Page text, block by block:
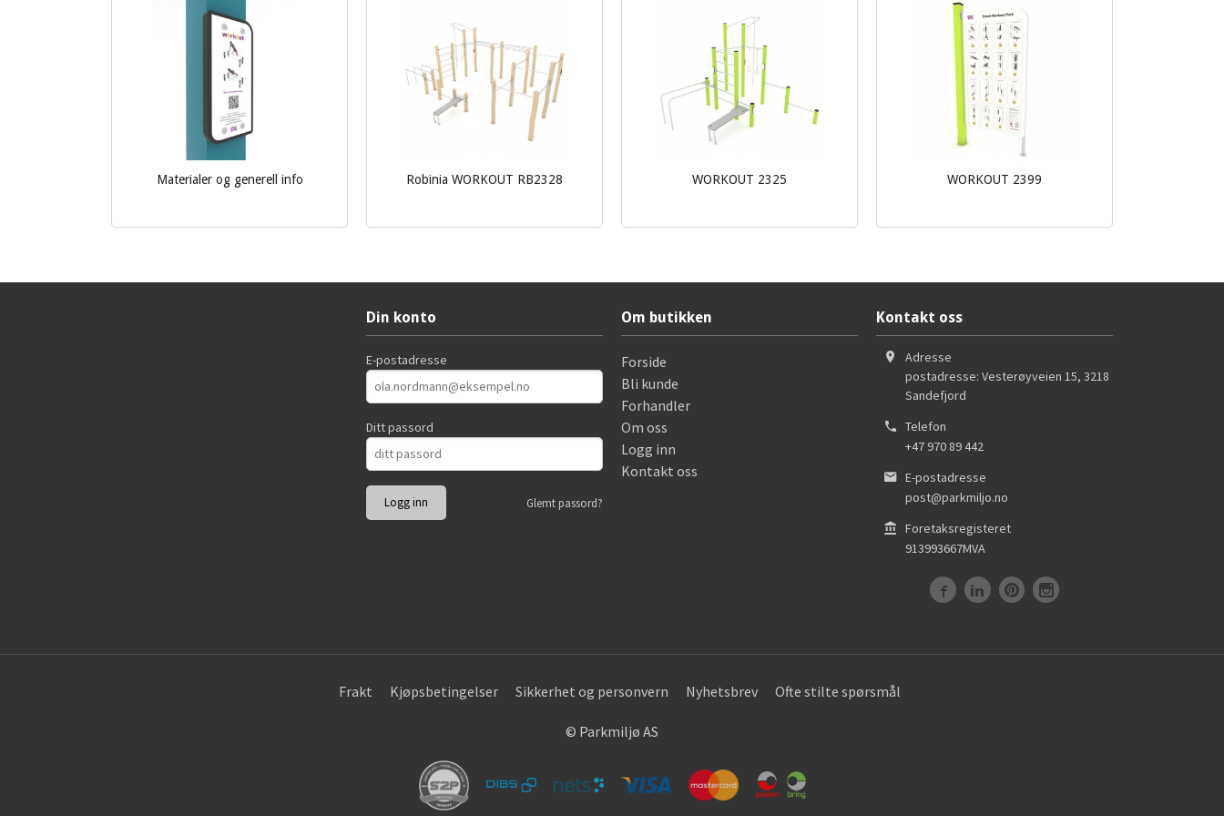
Materialer og generell info Robinia WORKOUT RB2328 WORKOUT 2325 WORKOUT 2399
Din konto
E-postadresse
Ditt passord
Glemt passord?
Om butikken
Forside
Bli kunde
Forhandler
Om oss
Logg inn
Kontakt oss
Kontakt oss
Adresse
postadresse: Vesterøyveien 15, 3218
Sandefjord
Telefon
+47 970 89 442
E-postadresse
post@parkmiljo.no
Foretaksregisteret
913993667MVA
Frakt Kjøpsbetingelser Sikkerhet og personvern Nyhetsbrev Ofte stilte spørsmål
© Parkmiljø AS